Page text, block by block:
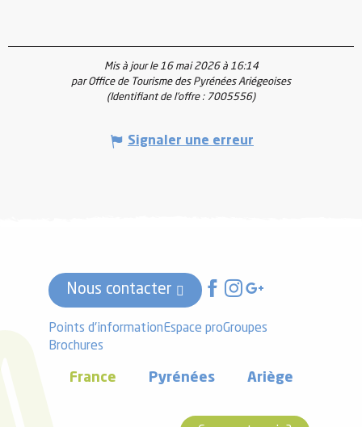
Mis à jour le 16 mai 2026 à 16:14
par Office de Tourisme des Pyrénées Ariégeoises
(Identifiant de l'offre : 7005556)
Signaler une erreur
Nous contacter
Points d'informationEspace proGroupes
Brochures
France Pyrénées Ariège